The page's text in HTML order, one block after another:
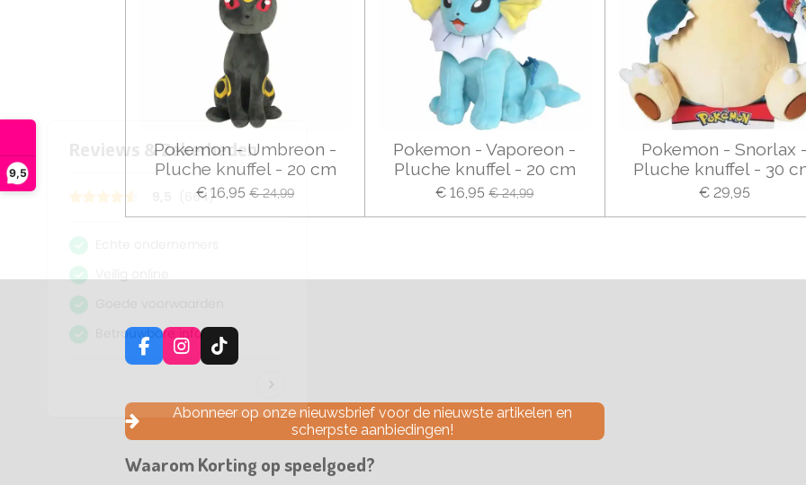
9,5
Pokemon - Umbreon -
Pluche knuffel - 20 cm
€ 16,95 € 24,99
Pokemon - Vaporeon -
Pluche knuffel - 20 cm
€ 16,95 € 24,99
Pokemon - Snorlax -
Pluche knuffel - 30
€ 29,95
F
a
e
o
k
I
n
t
a
g
a
T
i
T
o
k
Abonneer op onze nieuwsbrief voor de nieuwste artikelen en
scherpste aanbiedingen!
Waarom Korting op speelgoed?